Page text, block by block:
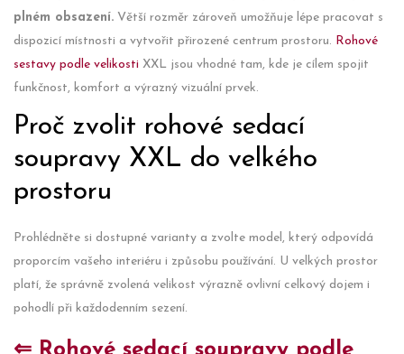
plném obsazení. Větší rozměr zároveň umožňuje lépe pracovat s
dispozicí místnosti a vytvořit přirozené centrum prostoru. Rohové
sestavy podle velikosti XXL jsou vhodné tam, kde je cílem spojit
funkčnost, komfort a výrazný vizuální prvek.
Proč zvolit rohové sedací
soupravy XXL do velkého
prostoru
Prohlédněte si dostupné varianty a zvolte model, který odpovídá
proporcím vašeho interiéru i způsobu používání. U velkých prostor
platí, že správně zvolená velikost výrazně ovlivní celkový dojem i
pohodlí při každodenním sezení.